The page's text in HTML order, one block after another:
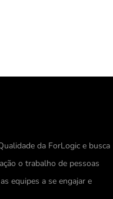
da ForLogic e busca
o trabalho de pessoas
equipes a se engajar e